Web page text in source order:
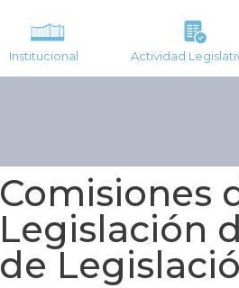
Institucional Actividad
Comisiones
Legislación
de